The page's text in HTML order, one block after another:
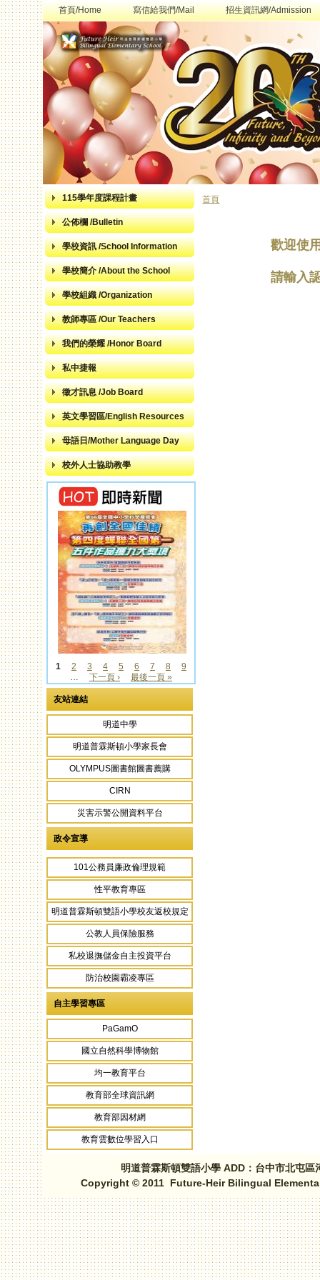
首頁/Home 寫信給我們/Mail 招生資訊網/Admission
115學年度課程計畫
公佈欄 /Bulletin
學校資訊 /School Information
學校簡介 /About the School
學校組織 /Organization
教師專區 /Our Teachers
我們的榮耀 /Honor Board
私中捷報
徵才訊息 /Job Board
英文學習區/English Resources
母語日/Mother Language Day
校外人士協助教學
頁面
1 2 3 4 5 6 7 8
9
…
下一頁 › 最後一頁 »
友站連結
明道中學
明道普霖斯頓小學家長會
OLYMPUS圖書館圖書薦購
CIRN
災害示警公開資料平台
政令宣導
101公務員廉政倫理規範
性平教育專區
明道普霖斯頓雙語小學校友返校規定
公教人員保險服務
私校退撫儲金自主投資平台
防治校園霸凌專區
自主學習專區
PaGamO
國立自然科學博物館
均一教育平台
教育部全球資訊網
教育部因材網
教育雲數位學習入口
首頁
歡迎使
請輸入
明道普霖斯頓雙語小學 ADD：台中市北屯
Copyright © 2011 Future-Heir Bilingual